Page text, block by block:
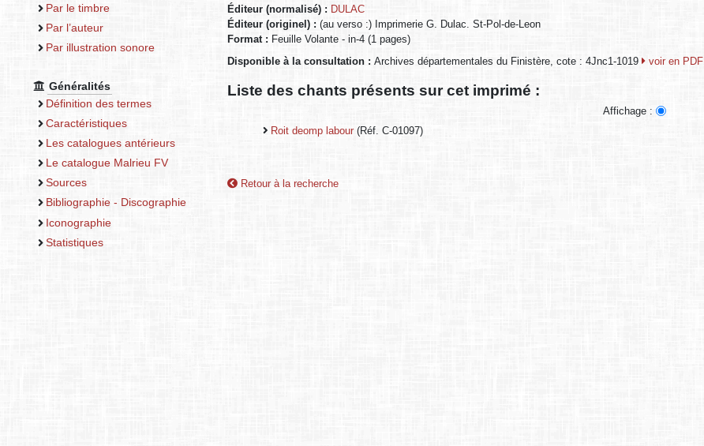
Par le timbre
Par l’auteur
Par illustration sonore
Généralités
Définition des termes
Caractéristiques
Les catalogues antérieurs
Le catalogue Malrieu FV
Sources
Bibliographie - Discographie
Iconographie
Statistiques
Éditeur (normalisé) : DULAC
Éditeur (originel) : (au verso :) Imprimerie G. Dulac. St-Pol-de-Leon
Format : Feuille Volante - in-4 (1 pages)
Disponible à la consultation : Archives départementales du Finistère, cote : 4Jnc1-1019 voir en PDF
Liste des chants présents sur cet imprimé :
Affichage :
Roit deomp labour (Réf. C-01097)
Retour à la recherche